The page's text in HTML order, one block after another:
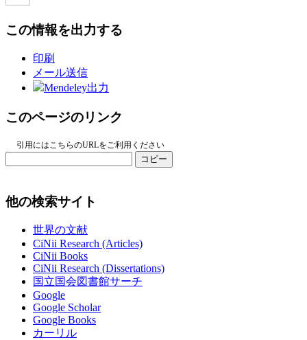
この情報を出力する
印刷
メール送信
Mendeley出力
このページのリンク
引用にはこちらのURLをご利用ください
コピー
他の検索サイト
世界の文献
CiNii Research (Articles)
CiNii Books
CiNii Research (Dissertations)
国立国会図書館サーチ
Google
Google Scholar
Google Books
カーリル